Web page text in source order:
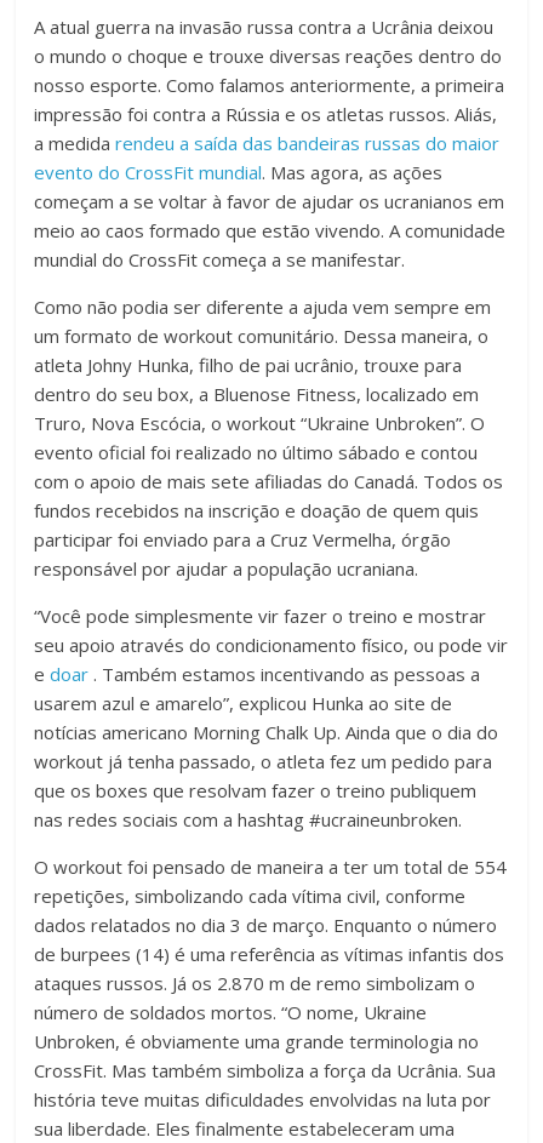
A atual guerra na invasão russa contra a Ucrânia deixou
o mundo o choque e trouxe diversas reações dentro do
nosso esporte. Como falamos anteriormente, a primeira
impressão foi contra a Rússia e os atletas russos. Aliás,
a medidarendeu a saída das bandeiras russas do maior
evento do CrossFit mundial. Mas agora, as ações
começam a se voltar à favor de ajudar os ucranianos em
meio ao caos formado que estão vivendo. A comunidade
mundial do CrossFit começa a se manifestar.
Como não podia ser diferente a ajuda vem sempre em
um formato de workout comunitário. Dessa maneira, o
atleta Johny Hunka, filho de pai ucrânio, trouxe para
dentro do seu box, a Bluenose Fitness, localizado em
Truro, Nova Escócia, o workout “Ukraine Unbroken”. O
evento oficial foi realizado no último sábado e contou
com o apoio de mais sete afiliadas do Canadá. Todos os
fundos recebidos na inscrição e doação de quem quis
participar foi enviado para a Cruz Vermelha, órgão
responsável por ajudar a população ucraniana.
“Você pode simplesmente vir fazer o treino e mostrar
seu apoio através do condicionamento físico, ou pode vir
edoar . Também estamos incentivando as pessoas a
usarem azul e amarelo”, explicou Hunka ao site de
notícias americano Morning Chalk Up. Ainda que o dia do
workout já tenha passado, o atleta fez um pedido para
que os boxes que resolvam fazer o treino publiquem
nas redes sociais com a hashtag #ucraineunbroken.
O workout foi pensado de maneira a ter um total de 554
repetições, simbolizando cada vítima civil, conforme
dados relatados no dia 3 de março. Enquanto o número
de burpees (14) é uma referência as vítimas infantis dos
ataques russos. Já os 2.870 m de remo simbolizam o
número de soldados mortos. “O nome, Ukraine
Unbroken, é obviamente uma grande terminologia no
CrossFit. Mas também simboliza a força da Ucrânia. Sua
história teve muitas dificuldades envolvidas na luta por
sua liberdade. Eles finalmente estabeleceram uma